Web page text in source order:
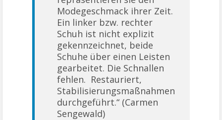
Modegeschmack ihrer Zeit.
Ein linker bzw. rechter
Schuh ist nicht explizit
gekennzeichnet, beide
Schuhe über einen Leisten
gearbeitet. Die Schnallen
fehlen. Restauriert,
Stabilisierungsmaßnahmen
durchgeführt.“ (Carmen
Sengewald)